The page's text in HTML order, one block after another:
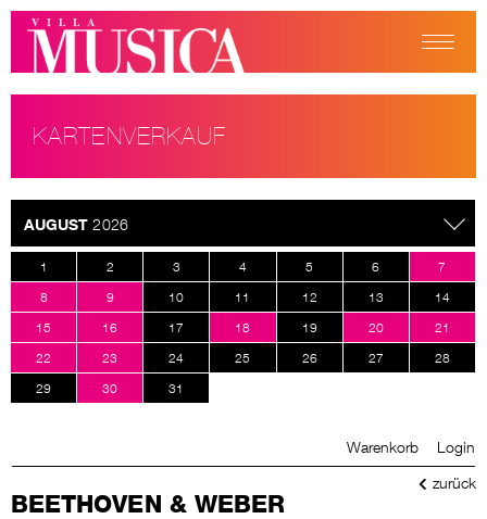
KARTENVERKAUF
AUGUST2026
1 2 3 4 5 6
7
8
9 10 11 12 13
14
15
16 17 18 19 20
21
22
23 24 25 26 27
28
29
30 31
Warenkorb Login
zurück
BEETHOVEN & WEBER